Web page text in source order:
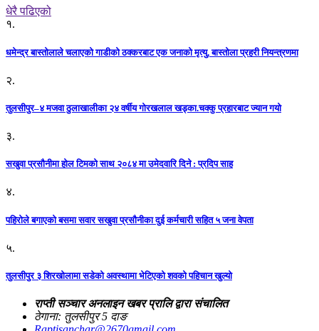
धेरै पढिएको
१.
धमेन्द्र बास्तोलाले चलाएको गाडीको ठक्करबाट एक जनाको मृत्यु, बास्तोला प्रहरी नियन्त्रणमा
२.
तुलसीपुर–४ मजवा ठुलाखालीका २४ वर्षीय गोरखलाल खड्का.चक्कु प्रहारबाट ज्यान गयो
३.
सखुवा प्रसौनीमा होल टिमको साथ २०८४ मा उमेदवारि दिने : प्रदिप साह
४.
पहिराेले बगाएकाे बसमा सवार सखुवा प्रसाैनीका दुई कर्मचारी सहित ५ जना वेपता
५.
तुलसीपुर ३ शिरखोलामा सडेको अवस्थामा भेटिएको शवको पहिचान खुल्यो
राप्ती सञ्चार अनलाइन खबर प्रालि द्वारा संचालित
ठेगाना: तुलसीपुर 5 दाङ